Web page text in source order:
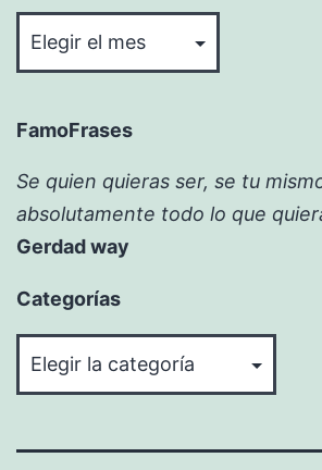
FamoFrases
Se quien quieras ser, se tu
absolutamente todo lo que
Gerdad way
Categorías